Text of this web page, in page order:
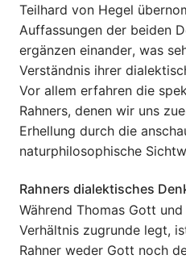
Teilhard von Hegel
Auffassungen der beiden
ergänzen einander, was
Verständnis ihrer
Vor allem erfahren die
Rahners, denen wir uns
Erhellung durch die
naturphilosophische
Rahners dialektisches
Während Thomas Gott
Verhältnis zugrunde legt,
Rahner weder Gott noch